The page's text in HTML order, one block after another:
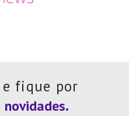
e fique por